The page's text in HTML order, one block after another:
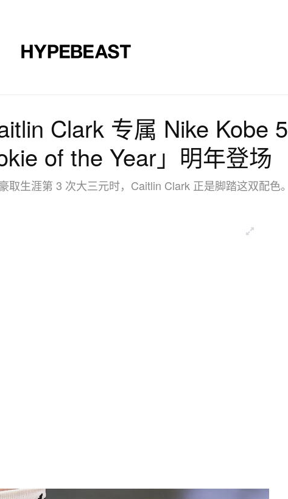
Clark 专属 Nike Kobe 5
of the Year」明年登场
取生涯第 3 次大三元时，Caitlin Clark 正是脚踏这双配色。